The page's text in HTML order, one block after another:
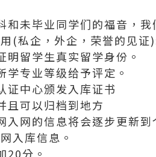
未毕业同学们的福音，
(私企，外企，荣誉的见证
明留学生真实留学身份。
学专业等级给予评定。
证中心颁发入库证书
且可以归档到地方
入网的信息将会逐步更新
入库信息。
20分。